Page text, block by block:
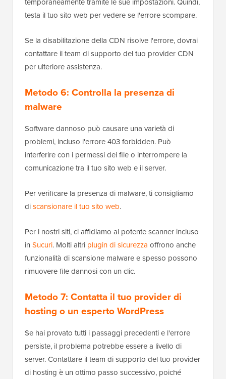
testa il tuo sito web per vedere se l'errore scompare.
Se la disabilitazione della CDN risolve l'errore, dovrai
contattare il team di supporto del tuo provider CDN
per ulteriore assistenza.
Metodo 6: Controlla la presenza di
malware
Software dannoso può causare una varietà di
problemi, incluso l'errore 403 forbidden. Può
interferire con i permessi dei file o interrompere la
comunicazione tra il tuo sito web e il server.
Per verificare la presenza di malware, ti consigliamo
discansionare il tuo sito web.
Per i nostri siti, ci affidiamo al potente scanner incluso
in Sucuri. Molti altri plugin di sicurezza offrono anche
funzionalità di scansione malware e spesso possono
rimuovere file dannosi con un clic.
Metodo 7: Contatta il tuo provider di
hosting o un esperto WordPress
Se hai provato tutti i passaggi precedenti e l'errore
persiste, il problema potrebbe essere a livello di
server. Contattare il team di supporto del tuo provider
di hosting è un ottimo passo successivo, poiché